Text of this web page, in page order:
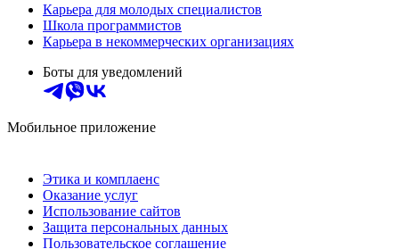
Карьера для молодых специалистов
Школа программистов
Карьера в некоммерческих организациях
Боты для уведомлений
Мобильное приложение
Этика и комплаенс
Оказание услуг
Использование сайтов
Защита персональных данных
Пользовательское соглашение